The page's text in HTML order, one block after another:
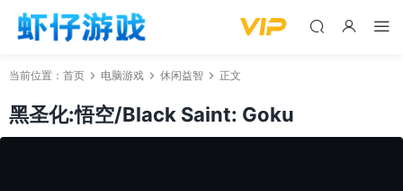
当前位置： 首页 电脑游戏 休闲益智 正文
黑圣化:悟空/Black Saint: Goku